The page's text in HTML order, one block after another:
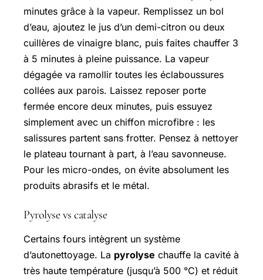
minutes grâce à la vapeur. Remplissez un bol
d’eau, ajoutez le jus d’un demi-citron ou deux
cuillères de vinaigre blanc, puis faites chauffer 3
à 5 minutes à pleine puissance. La vapeur
dégagée va ramollir toutes les éclaboussures
collées aux parois. Laissez reposer porte
fermée encore deux minutes, puis essuyez
simplement avec un chiffon microfibre : les
salissures partent sans frotter. Pensez à nettoyer
le plateau tournant à part, à l’eau savonneuse.
Pour les micro-ondes, on évite absolument les
produits abrasifs et le métal.
Pyrolyse vs catalyse
Certains fours intègrent un système
d’autonettoyage. La pyrolyse chauffe la cavité à
très haute température (jusqu’à 500 °C) et réduit